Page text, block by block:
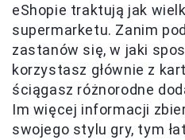
eShopie traktują jak
supermarketu. Zanim
zastanów się, w jaki
korzystasz głównie z
ściągasz różnorodne
Im więcej informacji
swojego stylu gry, tym